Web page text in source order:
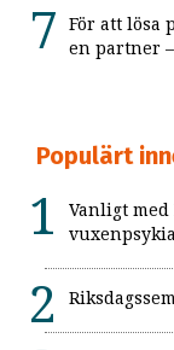
För att lösa
en partner
Populärt
Vanligt